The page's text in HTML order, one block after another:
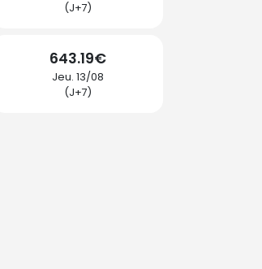
(J+7)
643.19€
Jeu. 13/08
(J+7)